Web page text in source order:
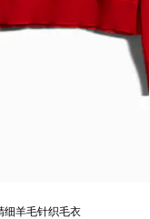
细羊毛针织毛衣